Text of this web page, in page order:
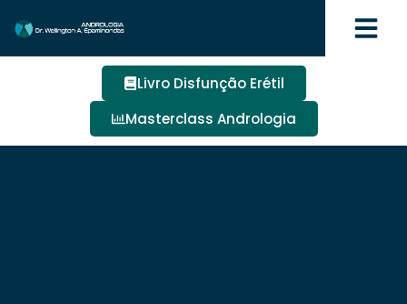
Livro Disfunção Erétil
Masterclass Andrologia